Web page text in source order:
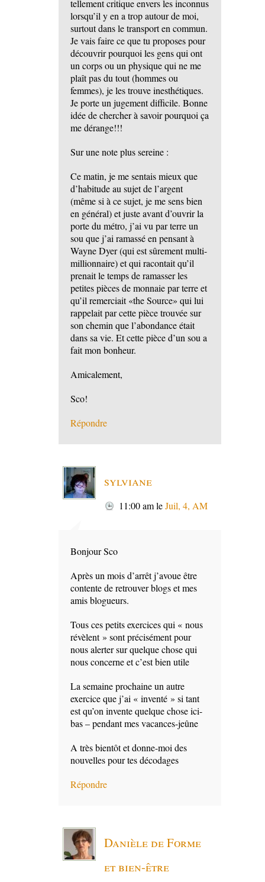
tellement critique envers les inconnus
lorsqu’il y en a trop autour de moi,
surtout dans le transport en commun.
Je vais faire ce que tu proposes pour
découvrir pourquoi les gens qui ont
un corps ou un physique qui ne me
plaît pas du tout (hommes ou
femmes), je les trouve inesthétiques.
Je porte un jugement difficile. Bonne
idée de chercher à savoir pourquoi ça
me dérange!!!
Sur une note plus sereine :
Ce matin, je me sentais mieux que
d’habitude au sujet de l’argent
(même si à ce sujet, je me sens bien
en général) et juste avant d’ouvrir la
porte du métro, j’ai vu par terre un
sou que j’ai ramassé en pensant à
Wayne Dyer (qui est sûrement multi-
millionnaire) et qui racontait qu’il
prenait le temps de ramasser les
petites pièces de monnaie par terre et
qu’il remerciait «the Source» qui lui
rappelait par cette pièce trouvée sur
son chemin que l’abondance était
dans sa vie. Et cette pièce d’un sou a
fait mon bonheur.
Amicalement,
Sco!
Répondre
sylviane
11:00 amleJuil, 4, AM
Bonjour Sco
Après un mois d’arrêt j’avoue être
contente de retrouver blogs et mes
amis blogueurs.
Tous ces petits exercices qui « nous
révèlent » sont précisément pour
nous alerter sur quelque chose qui
nous concerne et c’est bien utile
La semaine prochaine un autre
exercice que j’ai « inventé » si tant
est qu’on invente quelque chose ici-
bas – pendant mes vacances-jeûne
A très bientôt et donne-moi des
nouvelles pour tes décodages
Répondre
Danièle de Forme
et bien-être